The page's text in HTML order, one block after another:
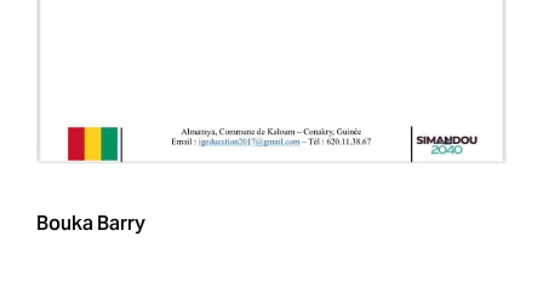
Bouka Barry